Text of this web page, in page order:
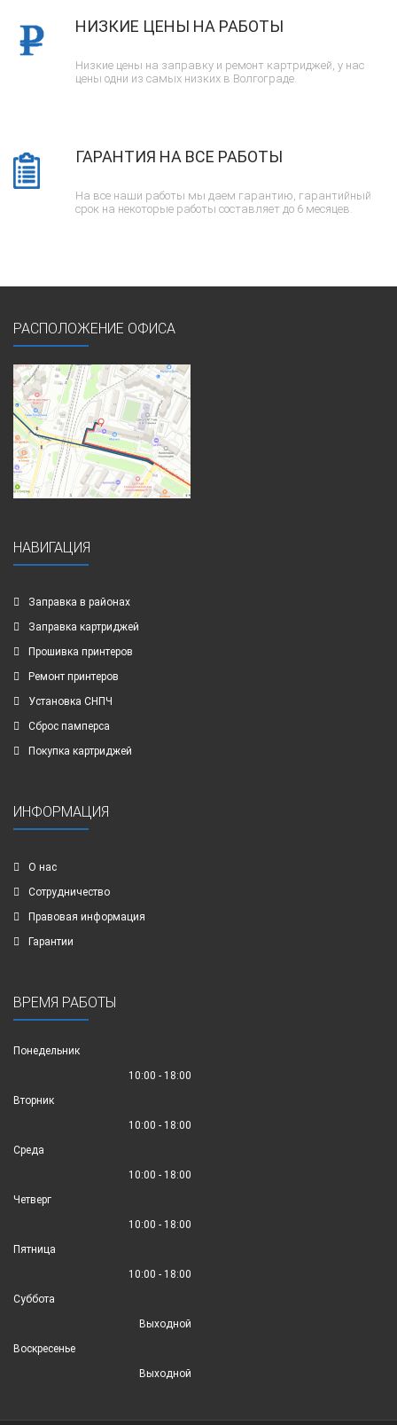
НИЗКИЕ ЦЕНЫ НА РАБОТЫ
Низкие цены на заправку и ремонт картриджей, у нас
цены одни из самых низких в Волгограде.
ГАРАНТИЯ НА ВСЕ РАБОТЫ
На все наши работы мы даем гарантию, гарантийный
срок на некоторые работы составляет до 6 месяцев.
РАСПОЛОЖЕНИЕ ОФИСА
НАВИГАЦИЯ
Заправка в районах
Заправка картриджей
Прошивка принтеров
Ремонт принтеров
Установка СНПЧ
Сброс памперса
Покупка картриджей
ИНФОРМАЦИЯ
О нас
Сотрудничество
Правовая информация
Гарантии
ВРЕМЯ РАБОТЫ
Понедельник
10:00 - 18:00
Вторник
10:00 - 18:00
Среда
10:00 - 18:00
Четверг
10:00 - 18:00
Пятница
10:00 - 18:00
Суббота
Выходной
Воскресенье
Выходной